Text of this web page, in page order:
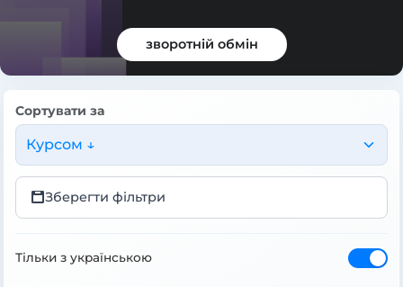
зворотній обмін
Сортувати за
Курсом ↓
Зберегти фільтри
Тільки з українською